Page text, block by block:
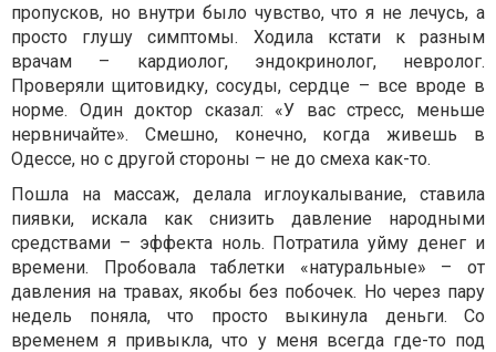
пропусков, но внутри было чувство, что я не лечусь, а
просто глушу симптомы. Ходила кстати к разным
врачам – кардиолог, эндокринолог, невролог.
Проверяли щитовидку, сосуды, сердце – все вроде в
норме. Один доктор сказал: «У вас стресс, меньше
нервничайте». Смешно, конечно, когда живешь в
Одессе, но с другой стороны – не до смеха как-то.
Пошла на массаж, делала иглоукалывание, ставила
пиявки, искала как снизить давление народными
средствами – эффекта ноль. Потратила уйму денег и
времени. Пробовала таблетки «натуральные» – от
давления на травах, якобы без побочек. Но через пару
недель поняла, что просто выкинула деньги. Со
временем я привыкла, что у меня всегда где-то под